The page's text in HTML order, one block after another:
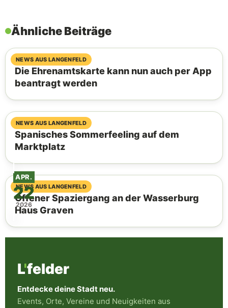
APR.
22
2026
Ähnliche Beiträge
NEWS AUS LANGENFELD
07. August 2026
Die Ehrenamtskarte kann nun auch per App
beantragt werden
NEWS AUS LANGENFELD
06. August 2026
Spanisches Sommerfeeling auf dem
Marktplatz
NEWS AUS LANGENFELD
04. August 2026
Offener Spaziergang an der Wasserburg
Haus Graven
L'felder
Entdecke deine Stadt neu.
Events, Orte, Vereine und Neuigkeiten aus